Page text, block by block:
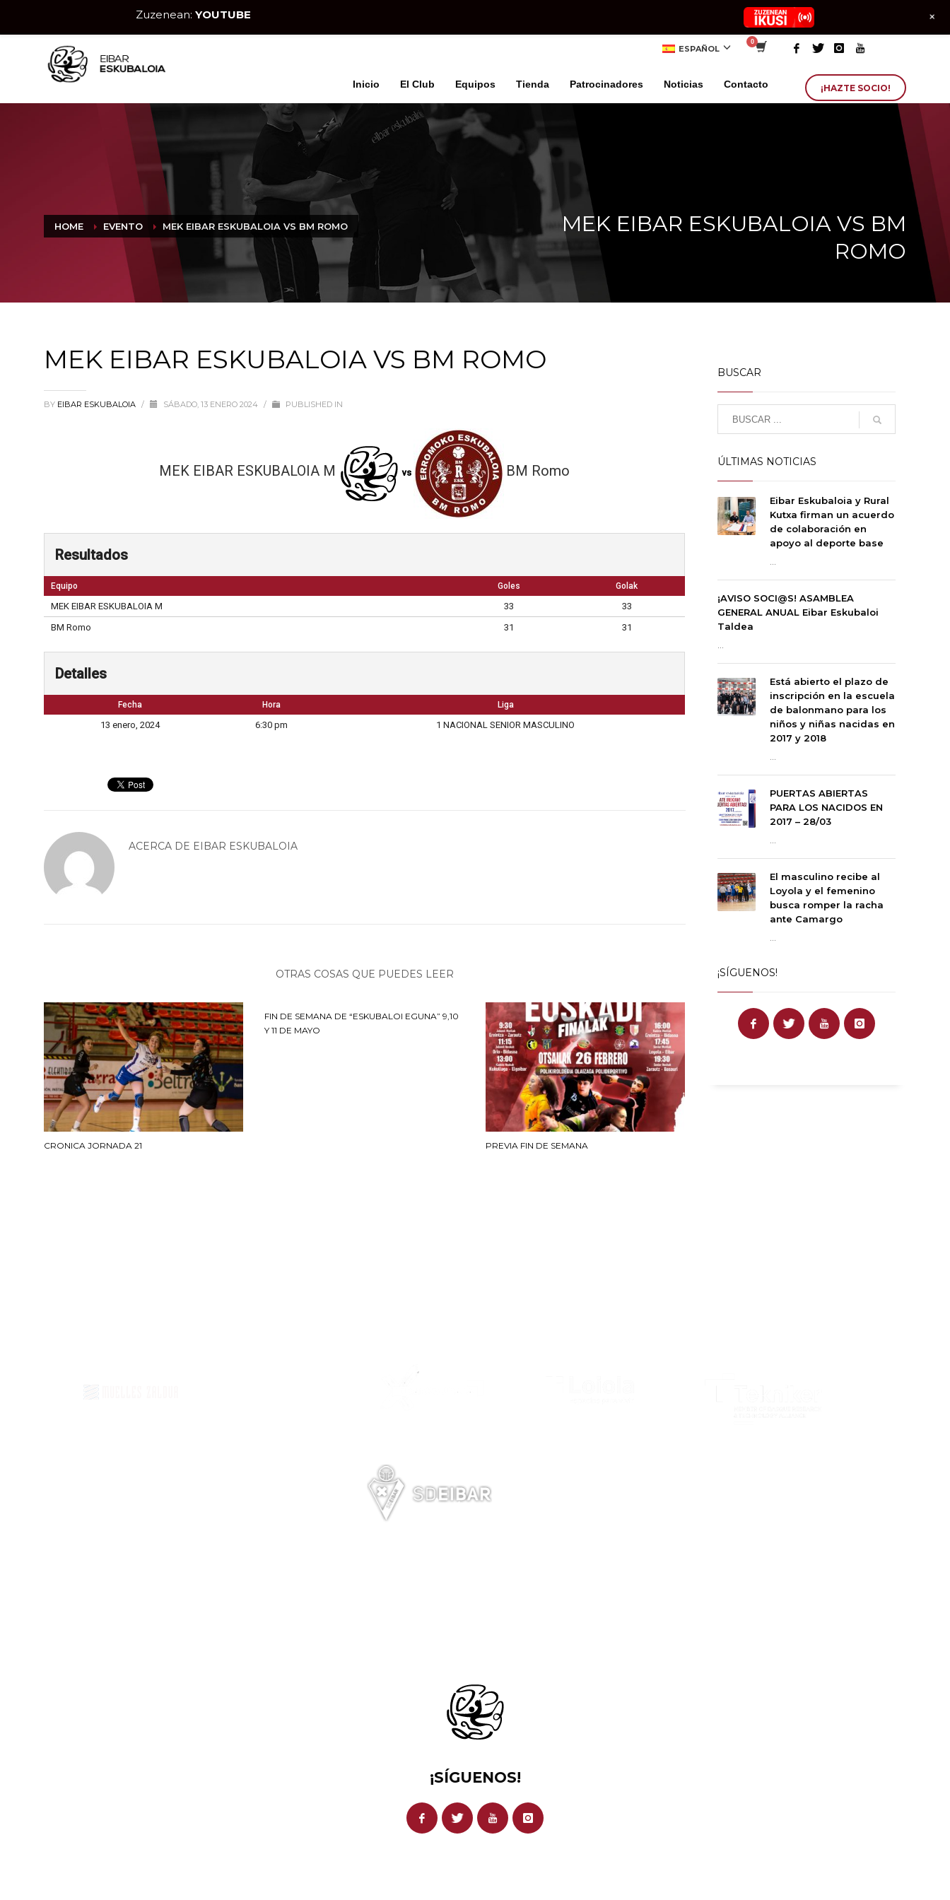
ESPAÑOL
Inicio El Club Equipos Tienda Patrocinadores Noticias Contacto ¡HAZTE SOCIO!
HOME EVENTO MEK EIBAR ESKUBALOIA VS BM ROMO
MEK EIBAR ESKUBALOIA VS BM
ROMO
MEK EIBAR ESKUBALOIA VS BM ROMO
BY EIBAR ESKUBALOIA / SÁBADO, 13 ENERO 2024 / PUBLISHED IN
MEK EIBAR ESKUBALOIA M vs BM Romo
Resultados
Equipo Goles Golak
MEK EIBAR ESKUBALOIA M 33
33
BM Romo
31 31
Detalles
Fecha Hora Liga
13 enero, 2024 6:30 pm 1 NACIONAL SENIOR MASCULINO
ACERCA DE EIBAR ESKUBALOIA
OTRAS COSAS QUE PUEDES LEER
CRONICA JORNADA 21
FIN DE SEMANA DE “ESKUBALOI EGUNA” 9,10
Y 11 DE MAYO
PREVIA FIN DE SEMANA
BUSCAR
ÚLTIMAS NOTICIAS
Eibar Eskubaloia y Rural
Kutxa firman un acuerdo
de colaboración en
apoyo al deporte base
¡AVISO SOCI@S! ASAMBLEA
GENERAL ANUAL Eibar Eskubaloi
Taldea
Está abierto el plazo de
inscripción en la escuela
de balonmano para los
niños y niñas nacidas en
2017 y 2018
PUERTAS ABIERTAS
PARA LOS NACIDOS EN
2017 – 28/03
El masculino recibe al
Loyola y el femenino
busca romper la racha
ante Camargo
¡SÍGUENOS!
¡SÍGUENOS!
Zuzenean: YOUTUBE +